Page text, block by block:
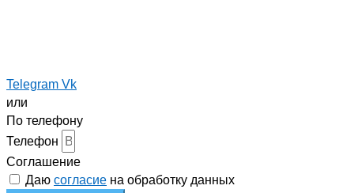
Telegram Vk
или
По телефону
Телефон
Соглашение
Даю согласие на обработку данных